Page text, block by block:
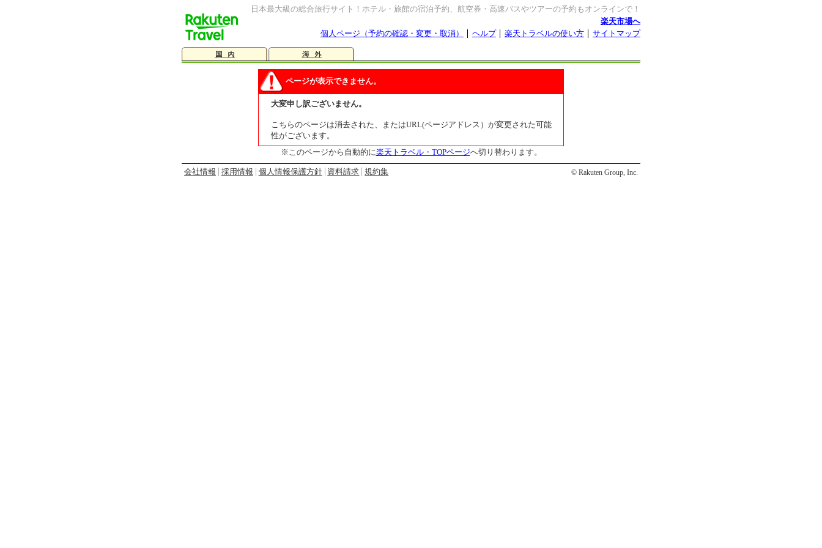
日本最大級の総合旅行サイト！ホテル・旅館の宿泊予約、航空券・高速バスやツアーの予約もオンラインで！
楽天市場へ
個人ページ（予約の確認・変更・取消）
ヘルプ 楽天トラベルの使い方 サイトマップ
ページが表示できません。
大変申し訳ございません。
こちらのページは消去された、またはURL(ページアドレス）が変更された可能
性がございます。
※このページから自動的に楽天トラベル・TOPページへ切り替わります。
会社情報 採用情報 個人情報保護方針 資料請求 規約集 © Rakuten Group, Inc.